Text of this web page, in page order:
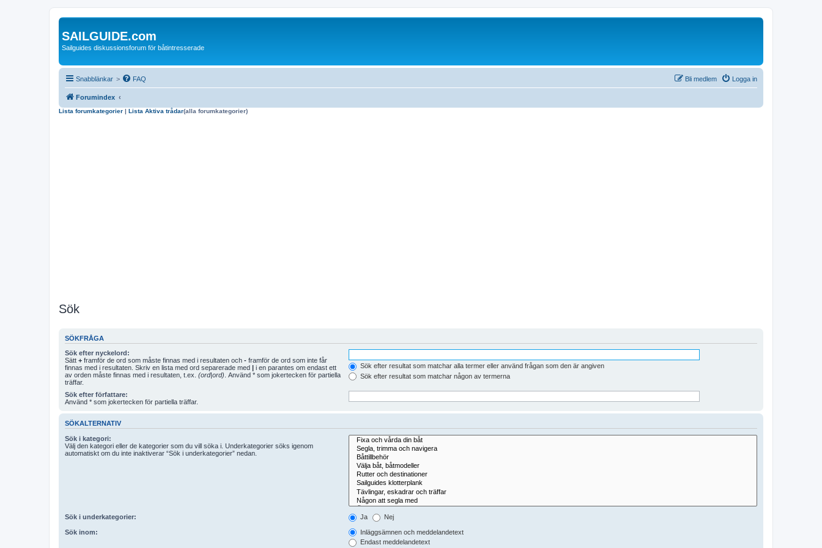
SAILGUIDE.com
Sailguides diskussionsforum för båtintresserade
Snabblänkar > FAQ Logga in
Bli medlem
Forumindex
Lista forumkategorier | Lista Aktiva trådar(alla forumkategorier)
Sök
SÖKFRÅGA
Sök efter nyckelord:
Sätt + framför de ord som måste finnas med i resultaten och - framför de ord som inte får
finnas med i resultaten. Skriv en lista med ord separerade med | i en parantes om endast ett
av orden måste finnas med i resultaten, t.ex. (ord|ord) . Använd * som jokertecken för partiella
träffar.
Sök efter resultat som matchar alla termer eller använd frågan som den är angiven
Sök efter resultat som matchar någon av termerna
Sök efter författare:
Använd * som jokertecken för partiella träffar.
SÖKALTERNATIV
Sök i kategori:
Välj den kategori eller de kategorier som du vill söka i. Underkategorier söks igenom
automatiskt om du inte inaktiverar “Sök i underkategorier” nedan.
Sök i underkategorier: Ja Nej
Sök inom:
Inläggsämnen och meddelandetext
Endast meddelandetext